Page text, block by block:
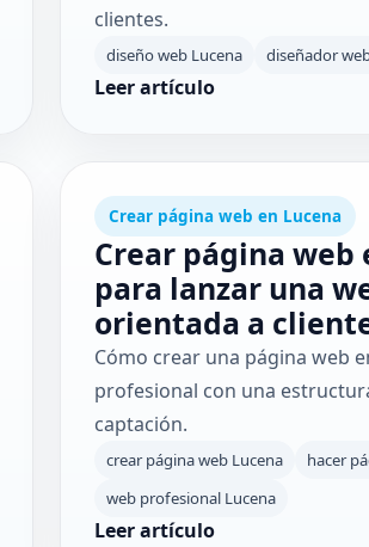
clientes.
diseño web Lucena diseñador
Leer artículo
Crear página web en Lucena
Crear página web
para lanzar una
orientada a
Cómo crear una página web
profesional con una
captación.
crear página web Lucena
hacer
web profesional Lucena
Leer artículo